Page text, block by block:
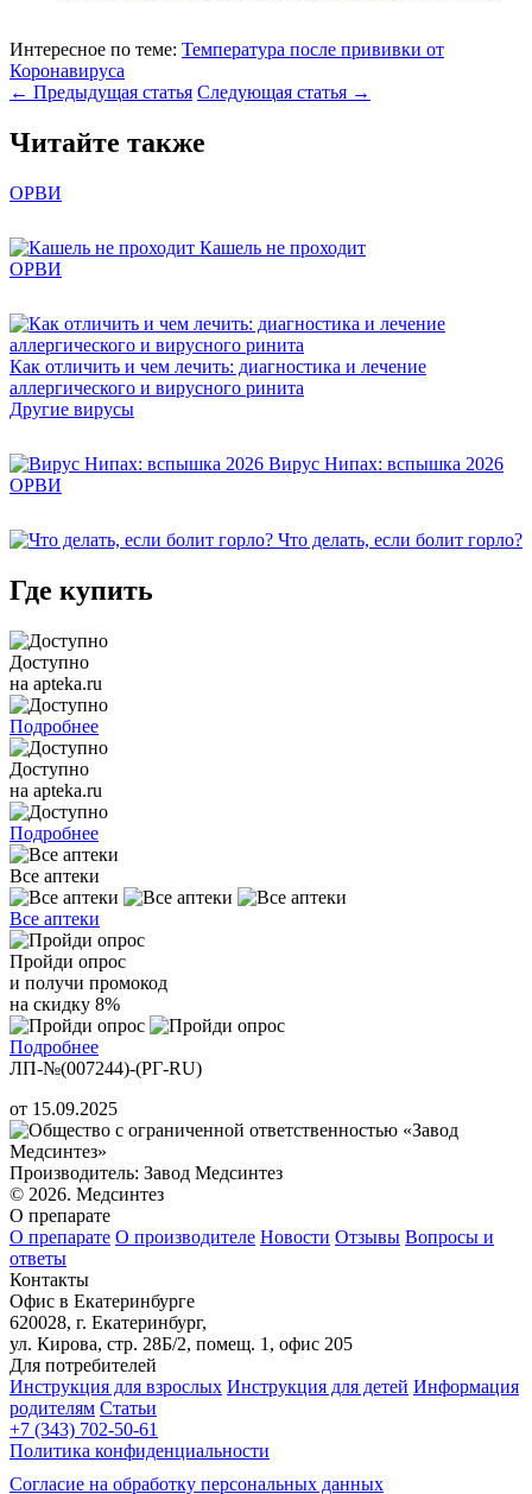
Интересное по теме: Температура после прививки от
Коронавируса
← Предыдущая статья Следующая статья →
Читайте также
ОРВИ
Кашель не проходит
ОРВИ
Как отличить и чем лечить: диагностика и лечение
аллергического и вирусного ринита
Другие вирусы
Вирус Нипах: вспышка 2026
ОРВИ
Что делать, если болит горло?
Где купить
Доступно
на apteka.ru
Подробнее
Доступно
на apteka.ru
Подробнее
Все аптеки
Все аптеки
Пройди опрос
и получи промокод
на скидку 8%
Подробнее
ЛП-№(007244)-(РГ-RU)
от 15.09.2025
Производитель: Завод Медсинтез
© 2026. Медсинтез
О препарате
О препарате О производителе Новости Отзывы Вопросы и
ответы
Контакты
Офис в Екатеринбурге
620028, г. Екатеринбург,
ул. Кирова, стр. 28Б/2, помещ. 1, офис 205
Для потребителей
Инструкция для взрослых Инструкция для детей Информация
родителям Статьи
+7 (343) 702-50-61
Политика конфиденциальности
Согласие на обработку персональных данных